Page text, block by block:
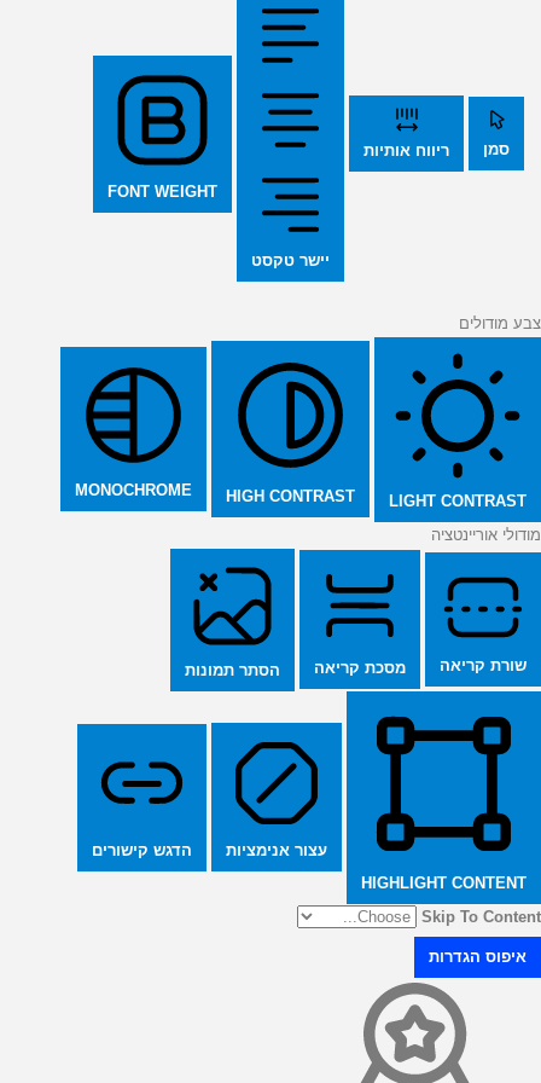
סמן ריווח אותיות
יישר טקסט
FONT WEIGHT
צבע מודולים
LIGHT CONTRAST
HIGH CONTRAST
MONOCHROME
מודולי אוריינטציה
שורת קריאה מסכת קריאה הסתר תמונות
HIGHLIGHT CONTENT
עצור אנימציות הדגש קישורים
Skip To Content
איפוס הגדרות